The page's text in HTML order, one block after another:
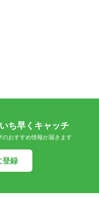
ち早くキャッチ
のおすすめ情報が届きます
登録